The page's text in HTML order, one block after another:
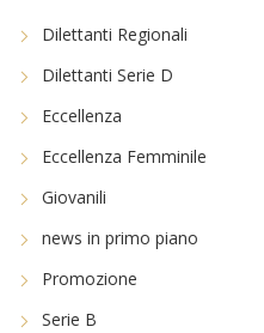
Dilettanti Regionali
Dilettanti Serie D
Eccellenza
Eccellenza Femminile
Giovanili
news in primo piano
Promozione
Serie B